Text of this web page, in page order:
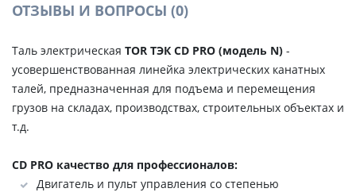
ОТЗЫВЫ И ВОПРОСЫ (0)
Таль электрическая TOR ТЭК CD PRO (модель N) -
усовершенствованная линейка электрических канатных
талей, предназначенная для подъема и перемещения
грузов на складах, производствах, строительных объектах и
т.д.
CD PRO качество для профессионалов:
Двигатель и пульт управления со степенью